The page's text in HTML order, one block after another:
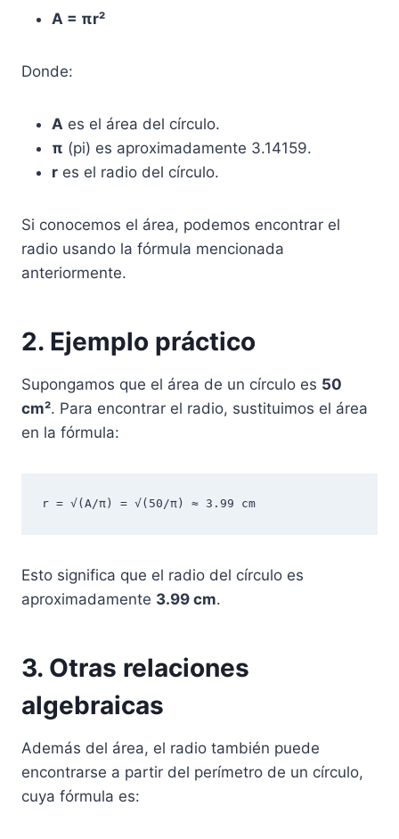
A = πr²
Donde:
A es el área del círculo.
π (pi) es aproximadamente 3.14159.
r es el radio del círculo.
Si conocemos el área, podemos encontrar el
radio usando la fórmula mencionada
anteriormente.
2. Ejemplo práctico
Supongamos que el área de un círculo es 50
cm². Para encontrar el radio, sustituimos el área
en la fórmula:
r = √(A/π) = √(50/π) ≈ 3.99 cm
Esto significa que el radio del círculo es
aproximadamente 3.99 cm.
3. Otras relaciones
algebraicas
Además del área, el radio también puede
encontrarse a partir del perímetro de un círculo,
cuya fórmula es: